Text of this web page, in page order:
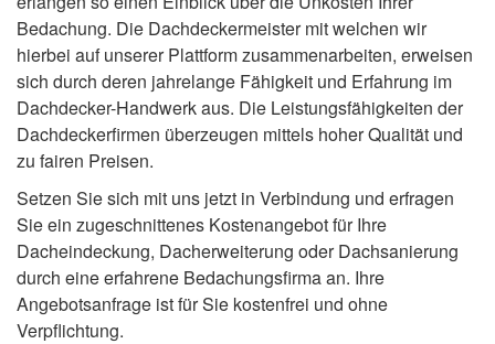
Bedachung. Die Dachdeckermeister mit welchen wir
hierbei auf unserer Plattform zusammenarbeiten, erweisen
sich durch deren jahrelange Fähigkeit und Erfahrung im
Dachdecker-Handwerk aus. Die Leistungsfähigkeiten der
Dachdeckerfirmen überzeugen mittels hoher Qualität und
zu fairen Preisen.
Setzen Sie sich mit uns jetzt in Verbindung und erfragen
Sie ein zugeschnittenes Kostenangebot für Ihre
Dacheindeckung, Dacherweiterung oder Dachsanierung
durch eine erfahrene Bedachungsfirma an. Ihre
Angebotsanfrage ist für Sie kostenfrei und ohne
Verpflichtung.